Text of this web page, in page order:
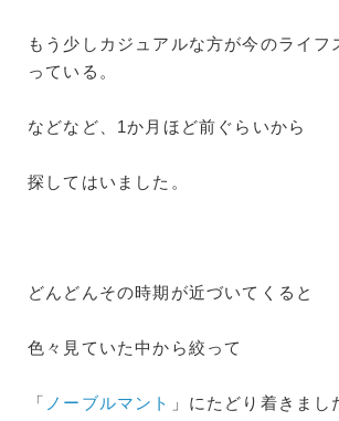
もう少しカジュアルな方が今のライフ
っている。
などなど、1か月ほど前ぐらいから
探してはいました。
どんどんその時期が近づいてくると
色々見ていた中から絞って
「 ノーブルマント 」にたどり着きま